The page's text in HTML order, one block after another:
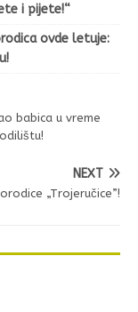
i pijete!“
ovde letuje:
babica u vreme
NEXT
„Trojeručice”!